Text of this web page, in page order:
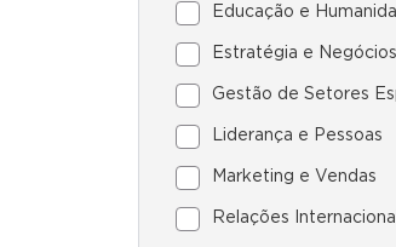
Educação e
Estratégia e Negócios
Gestão de Setores
Liderança e Pessoas
Marketing e Vendas
Relações